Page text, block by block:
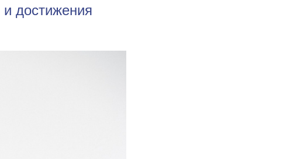
достижения